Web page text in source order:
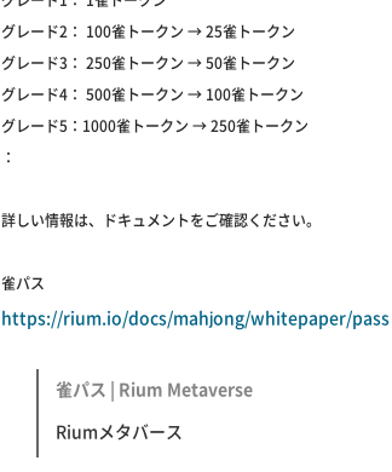
グレード2： 100雀トークン → 25雀トークン
グレード3： 250雀トークン → 50雀トークン
グレード4： 500雀トークン → 100雀トークン
グレード5：1000雀トークン → 250雀トークン
：
詳しい情報は、ドキュメントをご確認ください。
雀パス
https://rium.io/docs/mahjong/whitepaper/pass
雀パス | Rium Metaverse
Riumメタバース